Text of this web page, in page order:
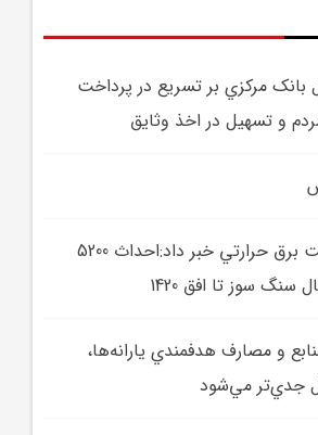
بانک مرکزي بر تسريع در پرداخت
و تسهيل در اخذ وثايق
مديرعامل شرکت برق حرارتي خبر داد:احداث 5200
سنگ سوز تا افق 1420
و مصارف هدفمندي يارانه‌ها،
جدي‌تر مي‌شود